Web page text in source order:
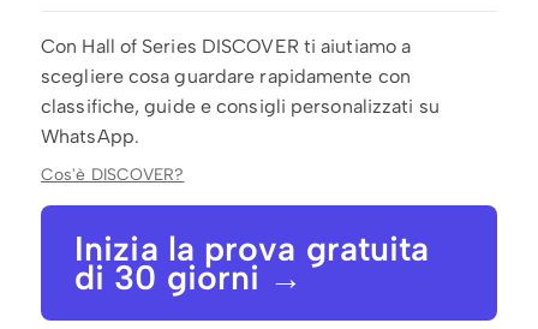
Con Hall of Series DISCOVER ti aiutiamo a
scegliere cosa guardare rapidamente con
classifiche, guide e consigli personalizzati su
WhatsApp.
Cos'è DISCOVER?
Inizia la prova gratuita
di 30 giorni →